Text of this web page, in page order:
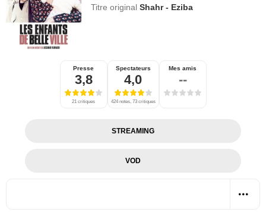
Titre originalShahr - Eziba
Presse
3,8
21 critiques
Spectateurs
4,0
424 notes, 73 critiques
Mes amis
--
STREAMING
VOD